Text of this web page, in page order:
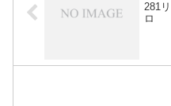
281
ロ